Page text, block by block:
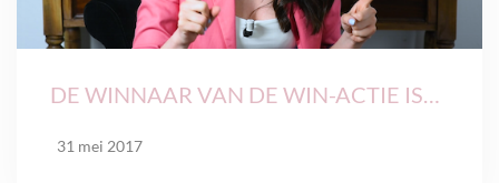
DE WINNAAR VAN DE WIN-ACTIE IS…
31 mei 2017